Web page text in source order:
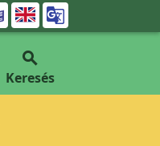


Keresés